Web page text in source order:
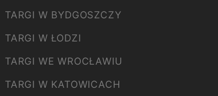
TARGI W BYDGOSZCZY
TARGI W ŁODZI
TARGI WE WROCŁAWIU
TARGI W KATOWICACH